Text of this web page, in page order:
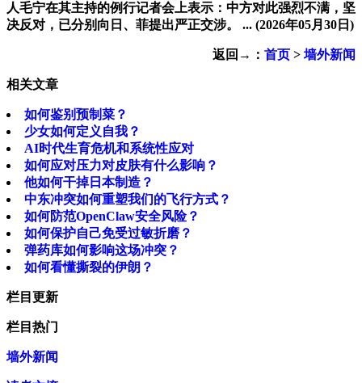
人毛宁在其主持的例行记者会上表示：中方对此强烈不满，坚
决反对，已分别向日、菲提出严正交涉。 ... (2026年05月30日)
返回→： 首页 > 墙外新闻
相关文章
如何鉴别预制菜？
少女如何定义自我？
AI时代生育危机和系统性应对
如何应对压力对皮肤有什么影响？
他如何干掉日本制造？
中东冲突如何重塑我们的飞行方式？
如何防范OpenClaw安全风险？
如何保护自己免受过敏折磨？
弹药库如何影响这场冲突？
如何看懂撕裂的伊朗？
栏目更新
栏目热门
墙外新闻